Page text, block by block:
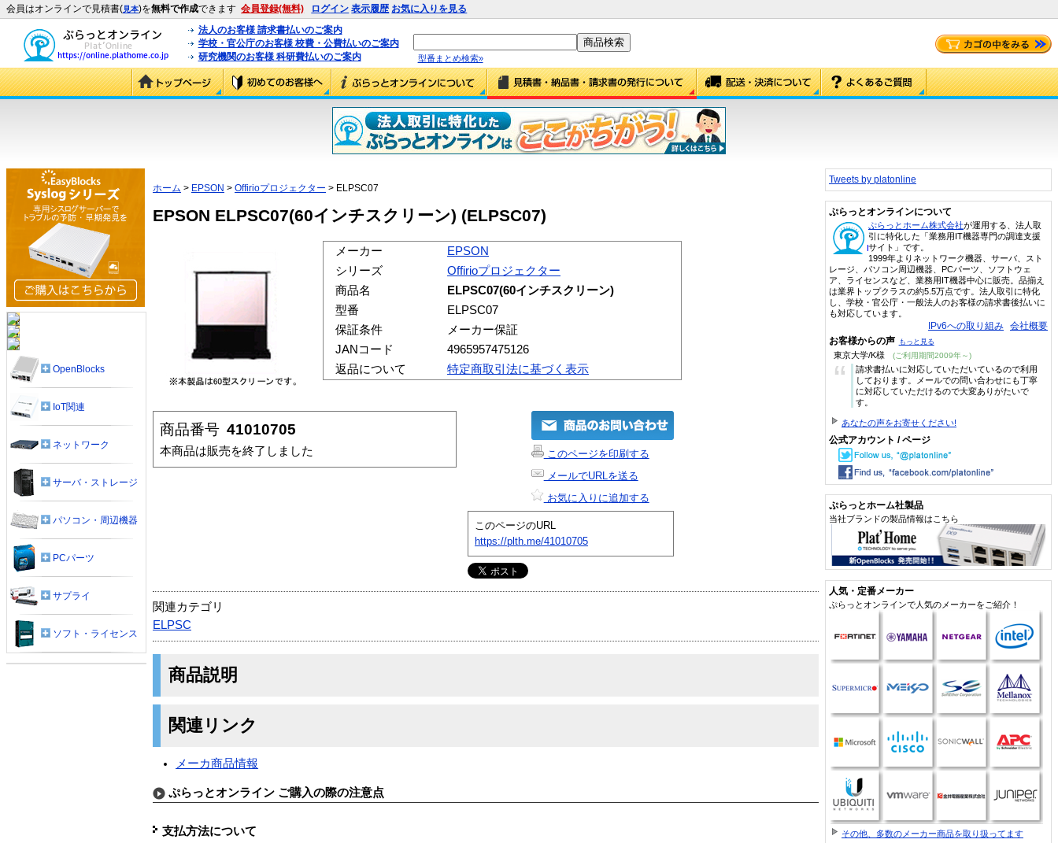
会員はオンラインで見積書(見本)を無料で作成できます 会員登録(無料) ログイン 表示履歴 お気に入りを見る
法人のお客様 請求書払いのご案内
学校・官公庁のお客様 校費・公費払いのご案内
研究機関のお客様 科研費払いのご案内
型番まとめ検索»
ホーム > EPSON > Offirioプロジェクター > ELPSC07
EPSON ELPSC07(60インチスクリーン) (ELPSC07)
メーカー
EPSON
シリーズ
Offirioプロジェクター
商品名
ELPSC07(60インチスクリーン)
型番
ELPSC07
保証条件
メーカー保証
JANコード
4965957475126
返品について
特定商取引法に基づく表示
商品番号 41010705
本商品は販売を終了しました
このページを印刷する
メールでURLを送る
お気に入りに追加する
このページのURL
https://plth.me/41010705
関連カテゴリ
ELPSC
商品説明
関連リンク
メーカ商品情報
ぷらっとオンライン ご購入の際の注意点
支払方法について
OpenBlocks
IoT関連
ネットワーク
サーバ・ストレージ
パソコン・周辺機器
PCパーツ
サプライ
ソフト・ライセンス
Tweets by platonline
ぷらっとオンラインについて
ぷらっとホーム株式会社が運用する、法人取
引に特化した「業務用IT機器専門の調達支援
サイト」です。
1999年よりネットワーク機器、サーバ、スト
レージ、パソコン周辺機器、PCパーツ、ソフトウェ
ア、ライセンスなど、業務用IT機器中心に販売。品揃え
は業界トップクラスの約5.5万点です。法人取引に特化
し、学校・官公庁・一般法人のお客様の請求書後払いに
も対応しています。
IPv6への取り組み 会社概要
お客様からの声 もっと見る
東京大学/K様 (ご利用期間2009年～)
“
請求書払いに対応していただいているので利用
しております。メールでの問い合わせにも丁寧
に対応していただけるので大変ありがたいで
す。
あなたの声をお寄せください!
公式アカウント / ページ
ぷらっとホーム社製品
当社ブランドの製品情報はこちら
人気・定番メーカー
ぷらっとオンラインで人気のメーカーをご紹介！
その他、多数のメーカー商品を取り扱ってます